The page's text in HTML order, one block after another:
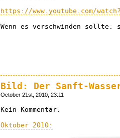
https://www.youtube.com/
Wenn es verschwinden sollte:
Bild: Der Sanft-
October 21st, 2010, 23:11
Kein Kommentar:
Oktober 2010: